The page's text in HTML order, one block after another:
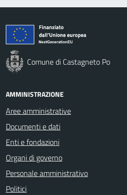
Comune di Castagneto Po
AMMINISTRAZIONE
Aree amministrative
Documenti e dati
Enti e fondazioni
Organi di governo
Personale amministrativo
Politici